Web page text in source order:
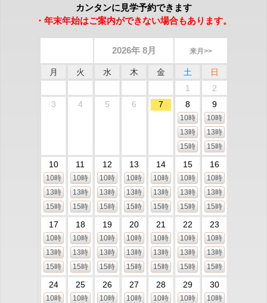
カンタンに見学予約できます
・年末年始はご案内ができない場合もあります。
2026年 8月 来月>>
月 火 水 木 金 土
日
1
2
3
4 5 6 7 8
10時
13時
15時
9
10時
13時
15時
10
10時
13時
15時
11
10時
13時
15時
12
10時
13時
15時
13
10時
13時
15時
14
10時
13時
15時
15
10時
13時
15時
16
10時
13時
15時
17
10時
13時
15時
18
10時
13時
15時
19
10時
13時
15時
20
10時
13時
15時
21
10時
13時
15時
22
10時
13時
15時
23
10時
13時
15時
24
10時
25
10時
26
10時
27
10時
28
10時
29
10時
30
10時